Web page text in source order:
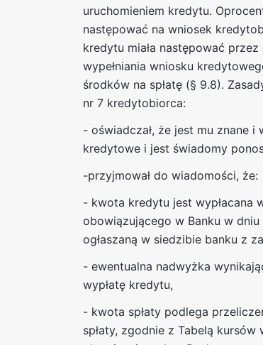
uruchomieniem kredytu.
następować na wniosek
kredytu miała następować
wypełniania wniosku
środków na spłatę (§ 9.8).
nr 7 kredytobiorca:
- oświadczał, że jest mu znane
kredytowe i jest świadomy
-przyjmował do wiadomości, że:
- kwota kredytu jest wypłacana
obowiązującego w Banku w
ogłaszaną w siedzibie banku z
- ewentualna nadwyżka
wypłatę kredytu,
- kwota spłaty podlega
spłaty, zgodnie z Tabelą